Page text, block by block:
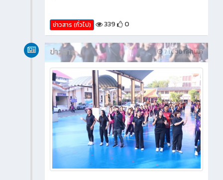
และบุคลากรทางการศึกษา ครูดี ศรีอาชีวศึกษาจังหวัด
ชุมพร
ข่าวสาร (ทั่วไป) 339 0
7 เดือน ที่ผ่านมา
ข่าวสาร